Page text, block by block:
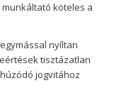
köteles a
nyíltan
tisztázatlan
jogvitához